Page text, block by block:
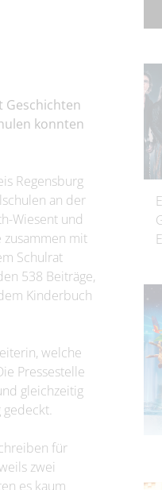
Geschichten
konnten
Regensburg
an der
Wiesent und
zusammen mit
Schulrat
538 Beiträge,
Kinderbuch
welche
Pressestelle
gleichzeitig
für
zwei
es kaum